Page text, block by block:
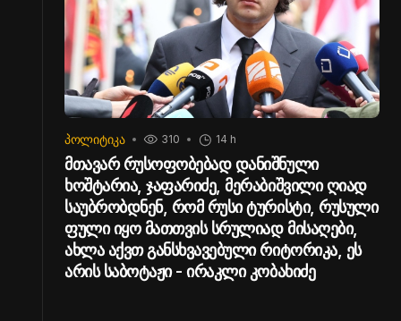
ᲞᲝᲚᲘᲢᲘᲙᲐ 310 14 h
მთავარ რუსოფობებად დანიშნული
ხოშტარია, ჯაფარიძე, მერაბიშვილი ღიად
საუბრობდნენ, რომ რუსი ტურისტი, რუსული
ფული იყო მათთვის სრულიად მისაღები,
ახლა აქვთ განსხვავებული რიტორიკა, ეს
არის საბოტაჟი - ირაკლი კობახიძე